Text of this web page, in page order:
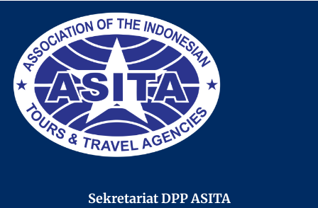
Sekretariat DPP ASITA